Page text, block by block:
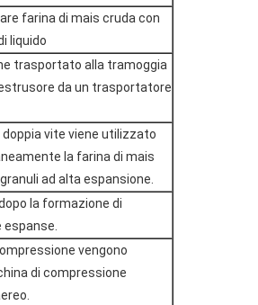
farina di mais cruda con
liquido
trasportato alla tramoggia
da un trasportatore
vite viene utilizzato
la farina di mais
ad alta espansione.
la formazione di
vengono
di compressione